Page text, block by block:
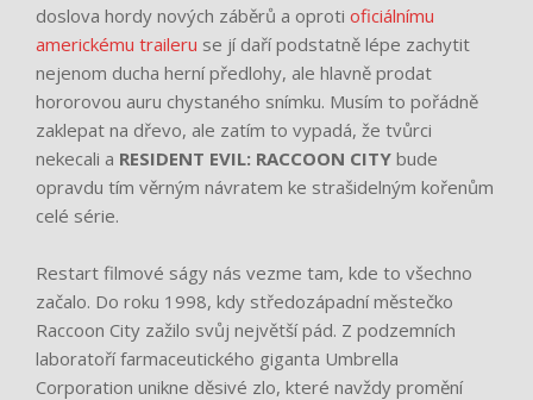
doslova hordy nových záběrů a oproti oficiálnímu
americkému traileru se jí daří podstatně lépe zachytit
nejenom ducha herní předlohy, ale hlavně prodat
hororovou auru chystaného snímku. Musím to pořádně
zaklepat na dřevo, ale zatím to vypadá, že tvůrci
nekecali a RESIDENT EVIL: RACCOON CITY bude
opravdu tím věrným návratem ke strašidelným kořenům
celé série.
Restart filmové ságy nás vezme tam, kde to všechno
začalo. Do roku 1998, kdy středozápadní městečko
Raccoon City zažilo svůj největší pád. Z podzemních
laboratoří farmaceutického giganta Umbrella
Corporation unikne děsivé zlo, které navždy promění